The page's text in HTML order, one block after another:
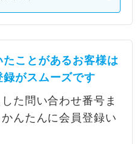
ことがあるお客様は
がスムーズです
た問い合わせ番号ま
んたんに会員登録い